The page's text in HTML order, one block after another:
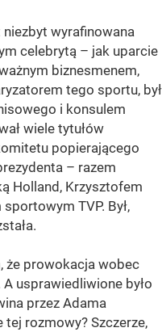
niezbyt wyrafinowana
celebrytą – jak uparcie
biznesmenem,
tego sportu, był
i konsulem
wiele tytułów
popierającego
– razem
Holland, Krzysztofem
TVP. Był,
że prowokacja wobec
usprawiedliwione było
przez Adama
rozmowy? Szczerze,